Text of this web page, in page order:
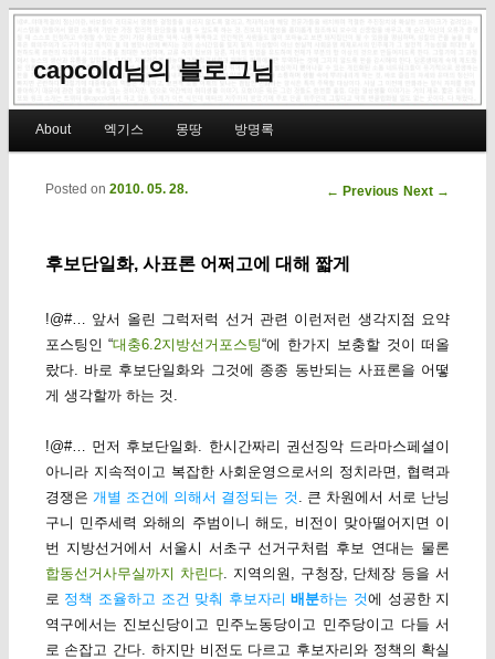
capcold님의 블로그님
Skip to primary content
Skip to secondary content
About 엑기스 몽땅 방명록
Post navigation
← Previous Next →
후보단일화, 사표론 어쩌고에 대해 짧게
Posted on 2010. 05. 28.
!@#… 앞서 올린 그럭저럭 선거 관련 이런저런 생각지점 요약
포스팅인 “대충6.2지방선거포스팅“에 한가지 보충할 것이 떠올
랐다. 바로 후보단일화와 그것에 종종 동반되는 사표론을 어떻
게 생각할까 하는 것.
!@#… 먼저 후보단일화. 한시간짜리 권선징악 드라마스페셜이
아니라 지속적이고 복잡한 사회운영으로서의 정치라면, 협력과
경쟁은 개별 조건에 의해서 결정되는 것
. 큰 차원에서 서로 난닝
구니 민주세력 와해의 주범이니 해도, 비전이 맞아떨어지면 이
번 지방선거에서 서울시 서초구 선거구처럼 후보 연대는 물론
합동선거사무실까지 차린다. 지역의원, 구청장, 단체장 등을 서
로 정책 조율하고 조건 맞춰 후보자리배분하는 것에 성공한 지
역구에서는 진보신당이고 민주노동당이고 민주당이고 다들 서
로 손잡고 간다. 하지만 비전도 다르고 후보자리와 정책의 확실